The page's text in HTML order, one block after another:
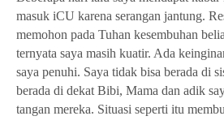
masuk iCU karena serangan jantung.
memohon pada Tuhan kesembuhan
ternyata saya masih kuatir. Ada
saya penuhi. Saya tidak bisa berada di
berada di dekat Bibi, Mama dan adik
tangan mereka. Situasi seperti itu